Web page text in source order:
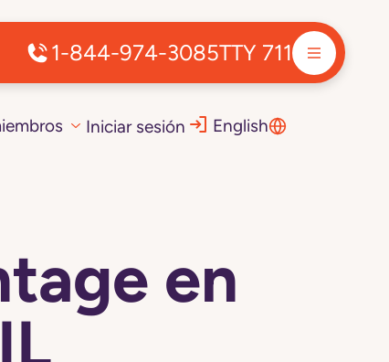
1-844-974-3085TTY 711
Iniciar sesión English
en